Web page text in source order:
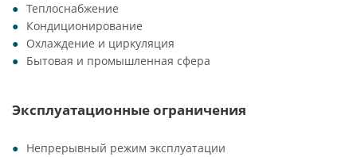
Теплоснабжение
Кондиционирование
Охлаждение и циркуляция
Бытовая и промышленная сфера
Эксплуатационные ограничения
Непрерывный режим эксплуатации